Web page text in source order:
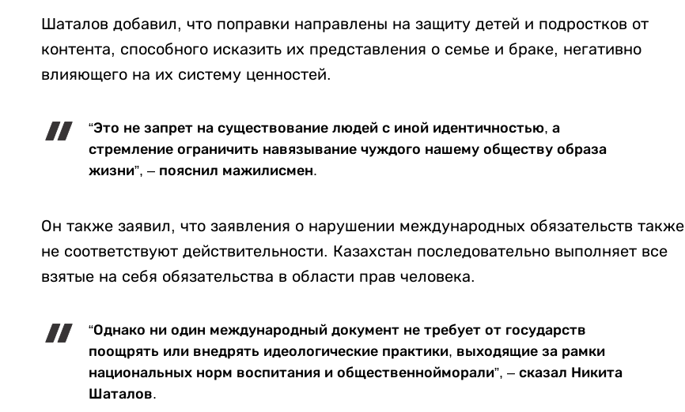
Шаталов добавил, что поправки направлены на защиту детей и подростков от
контента, способного исказить их представления о семье и браке, негативно
влияющего на их систему ценностей.
“Это не запрет на существование людей с иной идентичностью, а
стремление ограничить навязывание чуждого нашему обществу образа
жизни”, – пояснил мажилисмен.
Он также заявил, что заявления о нарушении международных обязательств также
не соответствуют действительности. Казахстан последовательно выполняет все
взятые на себя обязательства в области прав человека.
“Однако ни один международный документ не требует от государств
поощрять или внедрять идеологические практики, выходящие за рамки
национальных норм воспитания и общественнойморали”, – сказал Никита
Шаталов.